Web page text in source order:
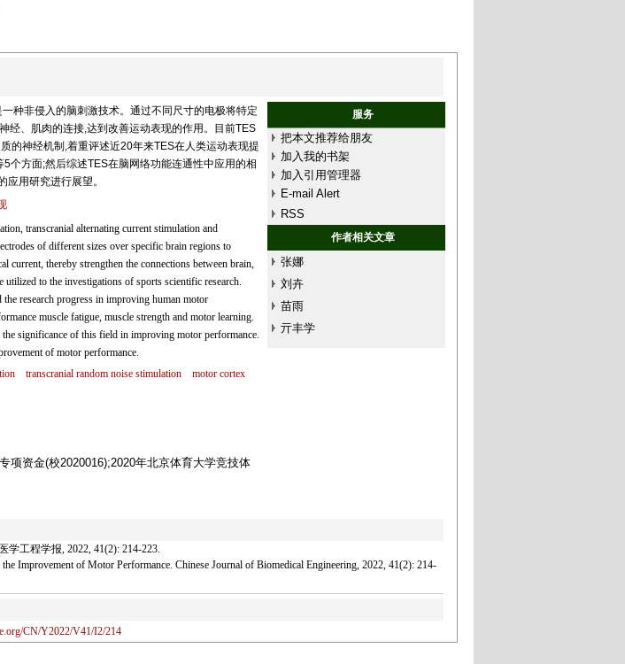
种非侵入的脑刺激技术。通过不同尺寸的电极将特定
经、肌肉的连接,达到改善运动表现的作用。目前TES
的神经机制,着重评述近20年来TES在人类运动表现提
个方面;然后综述TES在脑网络功能连通性中应用的相
用研究进行展望。
服务
把本文推荐给朋友
加入我的书架
加入引用管理器
E-mail Alert
RSS
作者相关文章
张娜
刘卉
苗雨
亓丰学
transcranial alternating current stimulation and
of different sizes over specific brain regions to
thereby strengthen the connections between brain,
to the investigations of sports scientific research.
research progress in improving human motor
muscle fatigue, muscle strength and motor learning.
significance of this field in improving motor performance.
of motor performance.
transcranial random noise stimulation
motor cortex
项资金(校2020016);2020年北京体育大学竞技体
工程学报, 2022, 41(2): 214-223.
Improvement of Motor Performance. Chinese Journal of Biomedical Engineering, 2022, 41(2): 214-
CN/Y2022/V41/I2/214